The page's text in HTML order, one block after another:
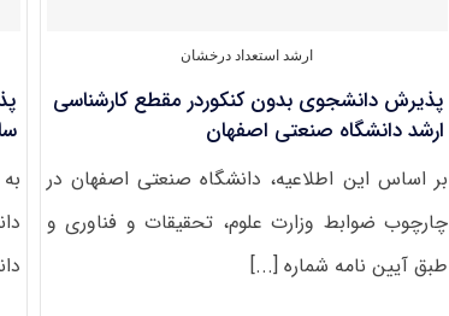
ارشد استعداد درخشان
پذیرش دانشجوی بدون کنکوردر مقطع کارشناسی
ارشد دانشگاه صنعتی اصفهان
بر اساس این اطلاعیه، دانشگاه صنعتی اصفهان در
چارچوب ضوابط وزارت علوم، تحقیقات و فناوری و
طبق آیین نامه شماره [...]
سال۹۲